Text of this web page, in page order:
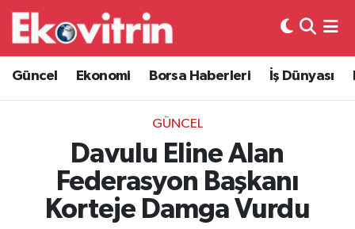
Güncel Ekonomi Borsa Haberleri İş Dünyası
GÜNCEL
Davulu Eline Alan
Federasyon Başkanı
Korteje Damga Vurdu
Güncel
Ekonomi
Borsa Haberleri
İş Dünyası
Lojistik
Hava Durumu
Trafik Durumu
Süper Lig Puan Durumu ve Fikstür
Tüm Manşetler
Son Dakika Haberleri